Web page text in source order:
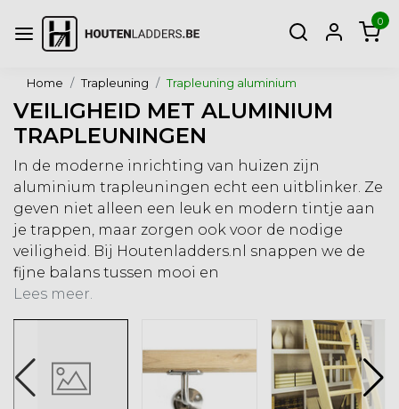
0
Home Trapleuning Trapleuning aluminium
VEILIGHEID MET ALUMINIUM
TRAPLEUNINGEN
In de moderne inrichting van huizen zijn
aluminium trapleuningen echt een uitblinker. Ze
geven niet alleen een leuk en modern tintje aan
je trappen, maar zorgen ook voor de nodige
veiligheid. Bij Houtenladders.nl snappen we de
fijne balans tussen mooi en
Lees meer.